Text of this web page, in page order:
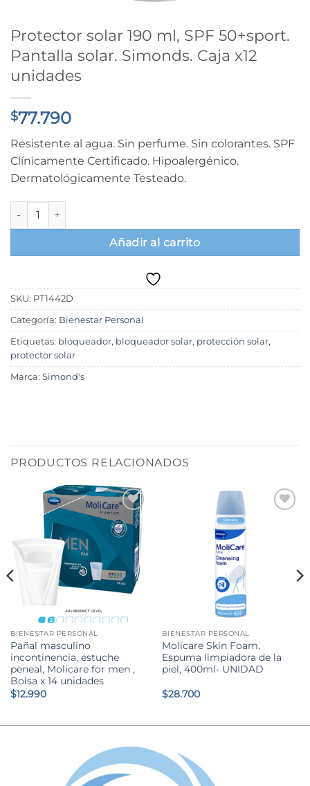
Protector solar 190 ml, SPF 50+sport.
Pantalla solar. Simonds. Caja x12
unidades
$77.790
Resistente al agua. Sin perfume. Sin colorantes. SPF
Clínicamente Certificado. Hipoalergénico.
Dermatológicamente Testeado.
Protector solar 190 ml, SPF 50+sport. Pantalla solar.
Añadir al carrito
SKU: PT1442D
Categoría: Bienestar Personal
Etiquetas: bloqueador, bloqueador solar, protección solar,
protector solar
Marca: Simond's
PRODUCTOS RELACIONADOS
BIENESTAR PERSONAL
Pañal masculino
incontinencia, estuche
peneal, Molicare for men ,
Bolsa x 14 unidades
$12.990
BIENESTAR PERSONAL
Molicare Skin Foam,
Espuma limpiadora de la
piel, 400ml- UNIDAD
$28.700